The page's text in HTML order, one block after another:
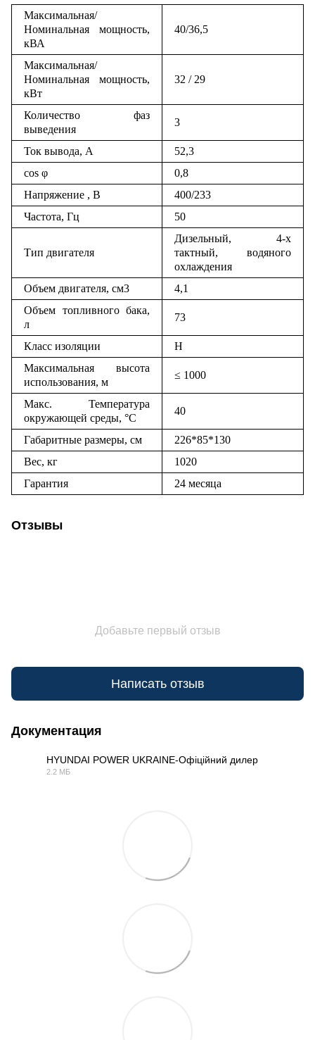
Максимальная/
Номинальная мощность,
кВА
40/36,5
Максимальная/
Номинальная мощность,
кВт
32 / 29
Количество фаз
выведения
3
Ток вывода, А
52,3
cos φ
0,8
Напряжение , В
400/233
Частота, Гц
50
Тип двигателя
Дизельный, 4-х
тактный, водяного
охлаждения
Объем двигателя, см3
4,1
Объем топливного бака,
л
73
Класс изоляции
Н
Максимальная высота
использования, м
≤ 1000
Макс. Температура
окружающей среды, °С
40
Габаритные размеры, см
226*85*130
Вес, кг
1020
Гарантия
24 месяца
Отзывы
Добавьте первый отзыв
Написать отзыв
Документация
HYUNDAI POWER UKRAINE-Офіційний дилер
2.2 МБ